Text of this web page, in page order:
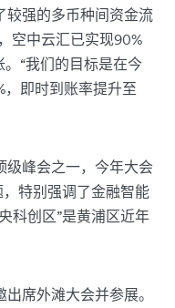
较强的多币种间资金流
空中云汇已实现90%
“我们的目标是在今
即时到账率提升至
级峰会之一，今年大会
特别强调了金融智能
科创区”是黄浦区近年
席外滩大会并参展。